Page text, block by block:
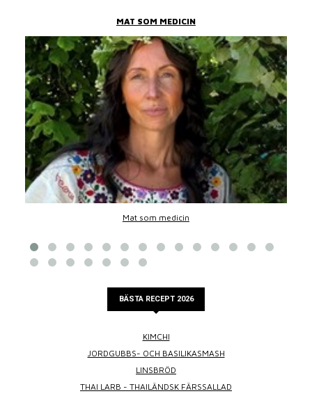
MAT SOM MEDICIN
Mat som medicin
BÄSTA RECEPT 2026
KIMCHI
JORDGUBBS- OCH BASILIKASMASH
LINSBRÖD
THAI LARB - THAILÄNDSK FÄRSSALLAD